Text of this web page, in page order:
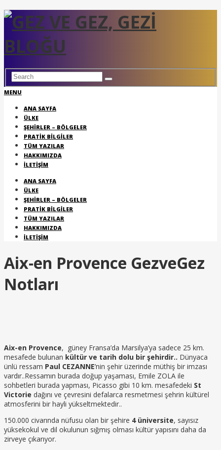
MENU
ANA SAYFA
ÜLKE
ŞEHIRLER – BÖLGELER
PRATIK BILGILER
TÜM YAZILAR
HAKKIMIZDA
İLETIŞIM
ANA SAYFA
ÜLKE
ŞEHIRLER – BÖLGELER
PRATIK BILGILER
TÜM YAZILAR
HAKKIMIZDA
İLETIŞIM
Aix-en Provence GezveGez
Notları
Aix-en Provence, güney Fransa’da Marsilya’ya sadece 25 km.
mesafede bulunan kültür ve tarih dolu bir şehirdir.. Dünyaca
ünlü ressam Paul CEZANNE’nin şehir üzerinde müthiş bir imzası
vardır..Ressamın burada doğup yaşaması, Emile ZOLA ile
sohbetleri burada yapması, Picasso gibi 10 km. mesafedeki St
Victorie dağını ve çevresini defalarca resmetmesi şehrin kültürel
atmosferini bir hayli yükseltmektedir..
150.000 civarında nüfusu olan bir şehire 4 üniversite, sayısız
yüksekokul ve dil okulunun sığmış olması kültür yapısını daha da
zirveye çıkarıyor.